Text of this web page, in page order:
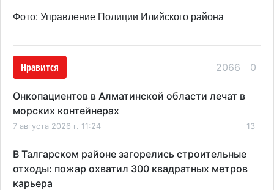
Фото: Управление Полиции Илийского района
Нравится 2066 0
Онкопациентов в Алматинской области лечат в
морских контейнерах
7 августа 2026 г. 11:24 13
В Талгарском районе загорелись строительные
отходы: пожар охватил 300 квадратных метров
карьера